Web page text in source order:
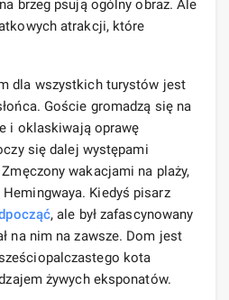
brzeg psują ogólny obraz. Ale
atrakcji, które
dla wszystkich turystów jest
Goście gromadzą się na
i oklaskiwają oprawę
się dalej występami
wakacjami na plaży,
Kiedyś pisarz
, ale był zafascynowany
na nim na zawsze. Dom jest
kota
żywych eksponatów.